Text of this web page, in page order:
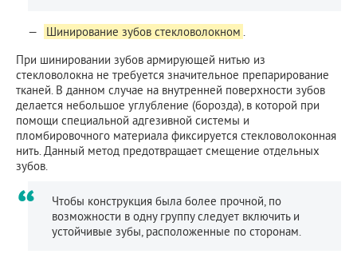
Шинирование зубов стекловолокном .
При шинировании зубов армирующей нитью из
стекловолокна не требуется значительное препарирование
тканей. В данном случае на внутренней поверхности зубов
делается небольшое углубление (борозда), в которой при
помощи специальной адгезивной системы и
пломбировочного материала фиксируется стекловолоконная
нить. Данный метод предотвращает смещение отдельных
зубов.
Чтобы конструкция была более прочной, по
возможности в одну группу следует включить и
устойчивые зубы, расположенные по сторонам.